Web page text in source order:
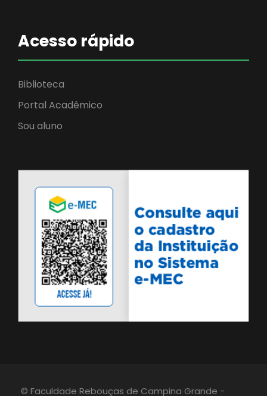
Acesso rápido
Biblioteca
Portal Acadêmico
Sou aluno
© Faculdade Rebouças de Campina Grande -